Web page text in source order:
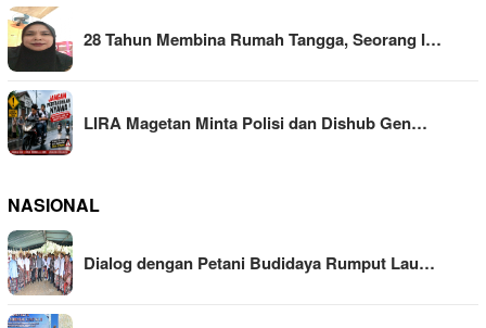
28 Tahun Membina Rumah Tangga, Seorang I…
LIRA Magetan Minta Polisi dan Dishub Gen…
NASIONAL
Dialog dengan Petani Budidaya Rumput Lau…